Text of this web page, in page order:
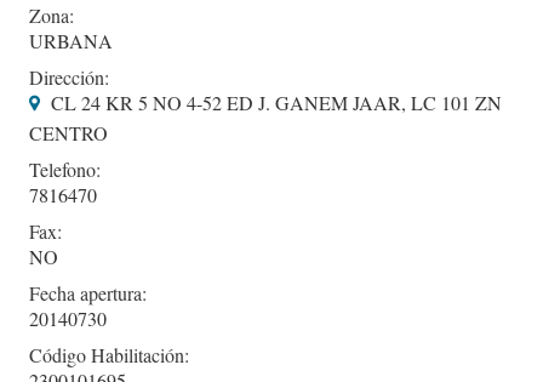
Zona:
URBANA
Dirección:
CL 24 KR 5 NO 4-52 ED J. GANEM JAAR, LC 101 ZN
CENTRO
Telefono:
7816470
Fax:
NO
Fecha apertura:
20140730
Código Habilitación: